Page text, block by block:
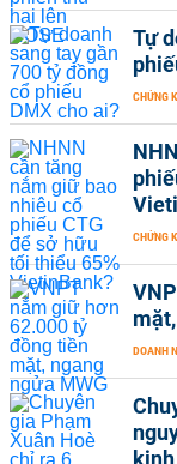
Tự
CHỨNG
CHỨNG
DOANH